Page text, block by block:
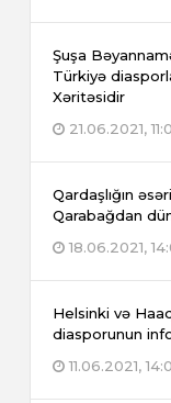
Şuşa
Türkiyə
Xəritəsidir
21.06.2021,
Qardaşlığın
Qarabağdan
18.06.2021,
Helsinki və
diasporunun
11.06.2021,